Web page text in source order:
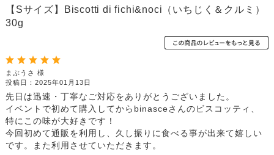
【Sサイズ】Biscotti di fichi&noci（いちじく＆クルミ）
30g
まぶうさ 様
投稿日：2025年01月13日
先日は迅速・丁寧なご対応をありがとうございました。
イベントで初めて購入してからbinasceさんのビスコッティ、
特にこの味が大好きです！
今回初めて通販を利用し、久し振りに食べる事が出来て嬉しい
です。また利用させていただきます。